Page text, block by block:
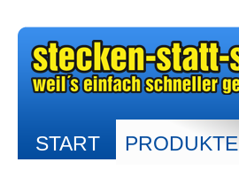
START PRODUKTE